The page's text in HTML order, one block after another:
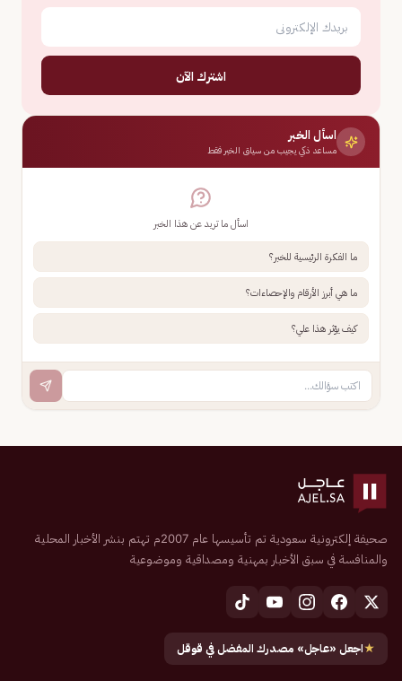
اشترك الآن
اسأل الخبر
مساعد ذكي يجيب من سياق الخبر فقط
اسأل ما تريد عن هذا الخبر
ما الفكرة الرئيسية للخبر؟
ما هي أبرز الأرقام والإحصاءات؟
كيف يؤثر هذا علي؟
صحيفة إلكترونية سعودية تم تأسيسها عام 2007م تهتم بنشر الأخبار المحلية
والمنافسة في سبق الأخبار بمهنية ومصداقية وموضوعية
★اجعل «عاجل» مصدرك المفضل في قوقل